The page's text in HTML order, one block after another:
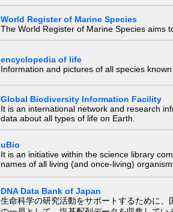
World Register of Marine Species
The World Register of Marine Species aims
encyclopedia of life
Information and pictures of all species known
Global Biodiversity Information Facility
It is an international network and research
data about all types of life on Earth.
uBio
It is an initiative within the science library
names of all living (and once-living)
DNA Data Bank of Japan
生命科学の研究活動をサポートするために